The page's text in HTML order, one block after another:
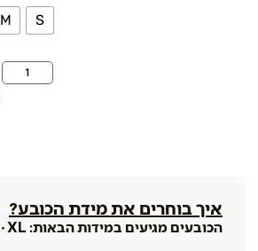
S
M
איך בוחרים את מידת הכובע?
הכובעים מגיעים במידות הבאות: S · M · L · XL